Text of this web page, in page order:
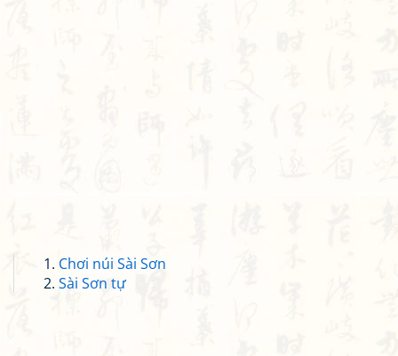
Chơi núi Sài Sơn
Sài Sơn tự